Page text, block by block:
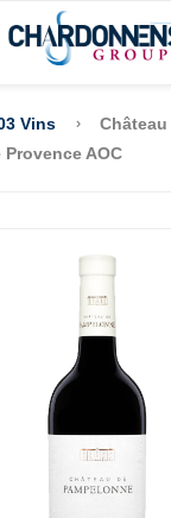
Vins
AOC